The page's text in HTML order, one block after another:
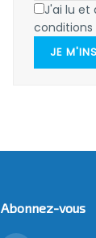
J'ai lu et
conditions
JE
Abonnez-vous